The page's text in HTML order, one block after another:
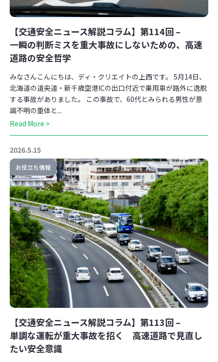
【交通安全ニュース解説コラム】第114回 –
一瞬の判断ミスを重大事故にしないための、高速
道路の安全哲学
みなさんこんにちは、ディ・クリエイトの上西です。 5月14日、
北海道の道央道・新千歳空港ICの出口付近で乗用車が路外に逸脱
する事故がありました。 この事故で、60代とみられる男性が意
識不明の重体と...
Read More >
2026.5.15
お役立ち情報
【交通安全ニュース解説コラム】第113回 –
単調な運転が重大事故を招く 高速道路で見直し
たい安全意識